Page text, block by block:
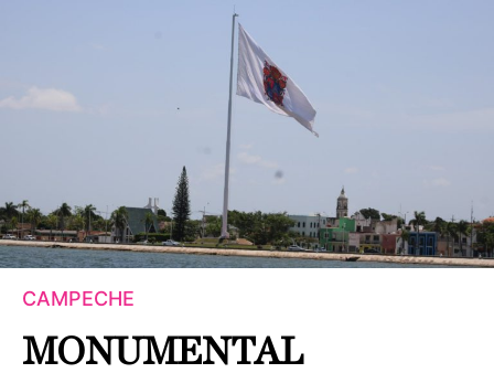
CAMPECHE
MONUMENTAL